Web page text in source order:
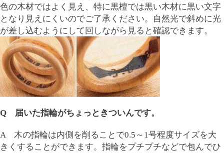
色の木材ではよく見え、特に黒檀では黒い木材に黒い文字
となり見えにくいのでご了承ください。自然光で斜めに光
が差し込むようにして回しながら見ると確認できます。
Q 届いた指輪がちょっときついんです。
A 木の指輪は内側を削ることで0.5～1号程度サイズを大
きくすることができます。指輪をプチプチなどで包んでひ